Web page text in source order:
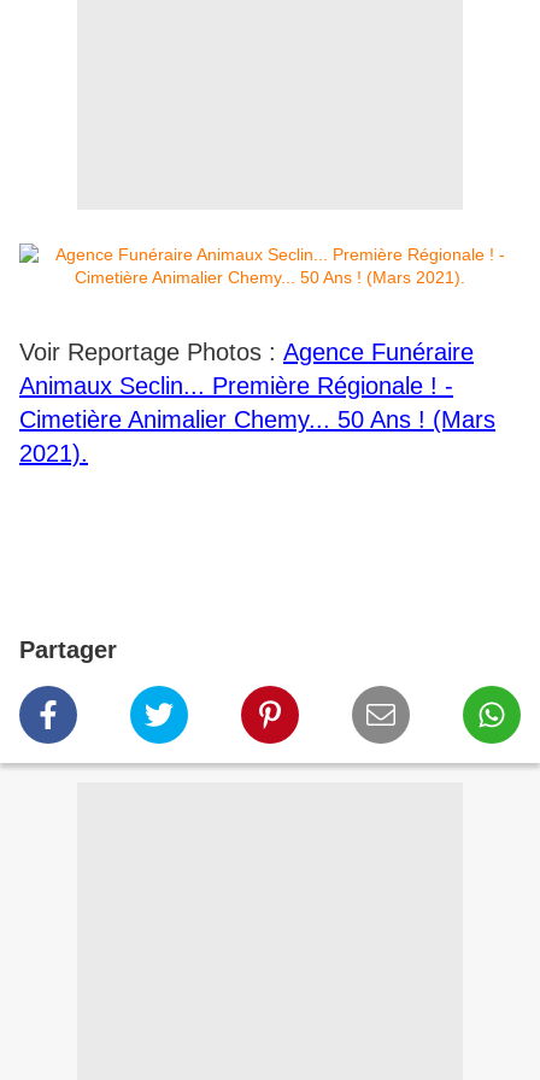
Voir Reportage Photos : Agence Funéraire
Animaux Seclin... Première Régionale ! -
Cimetière Animalier Chemy... 50 Ans ! (Mars
2021).
Partager